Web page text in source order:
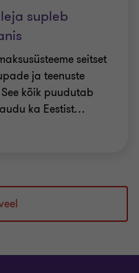
supleb
seitset
ja teenuste
kõik puudutab
ka Eestist…